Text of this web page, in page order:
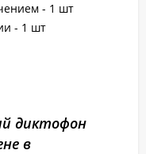
- 1 шт
- 1 шт
диктофон
в